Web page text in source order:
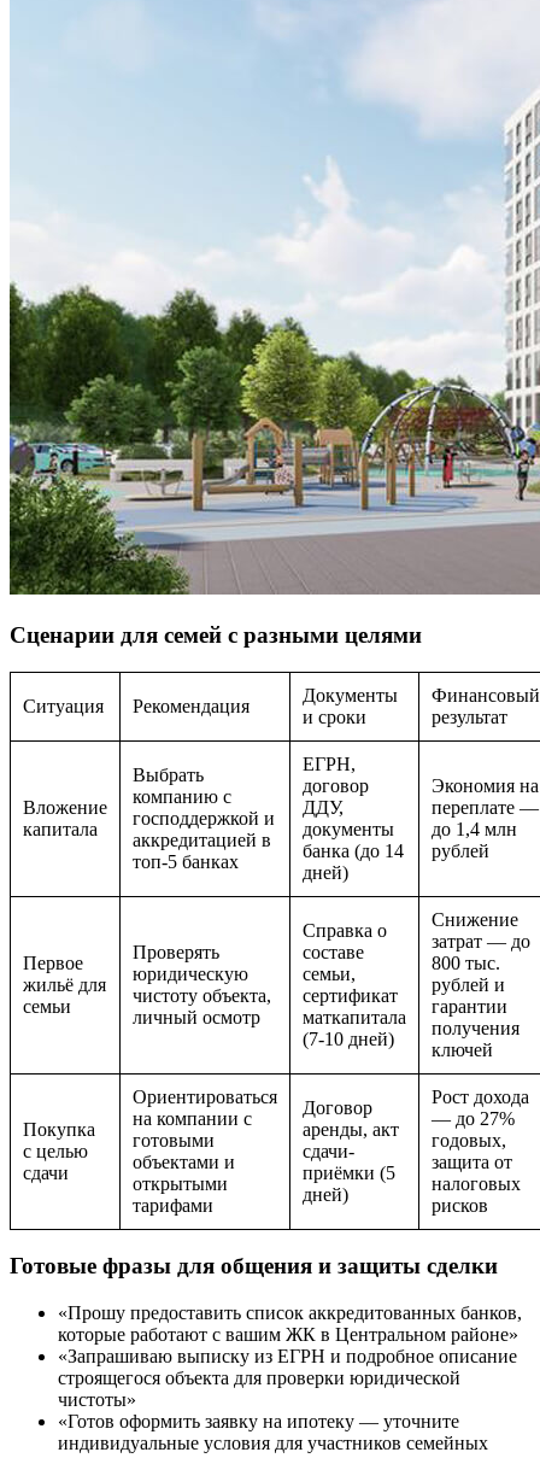
Сценарии для семей с разными целями
Ситуация Рекомендация
Документы
и сроки
Финансовый
результат
Вложение
капитала
Выбрать
компанию с
господдержкой и
аккредитацией в
топ-5 банках
ЕГРН,
договор
ДДУ,
документы
банка (до 14
дней)
Экономия на
переплате —
до 1,4 млн
рублей
Первое
жильё для
семьи
Проверять
юридическую
чистоту объекта,
личный осмотр
Справка о
составе
семьи,
сертификат
маткапитала
(7-10 дней)
Снижение
затрат — до
800 тыс.
рублей и
гарантии
получения
ключей
Покупка
с целью
сдачи
Ориентироваться
на компании с
готовыми
объектами и
открытыми
тарифами
Договор
аренды, акт
сдачи-
приёмки (5
дней)
Рост дохода
— до 27%
годовых,
защита от
налоговых
рисков
Готовые фразы для общения и защиты сделки
«Прошу предоставить список аккредитованных банков,
которые работают с вашим ЖК в Центральном районе»
«Запрашиваю выписку из ЕГРН и подробное описание
строящегося объекта для проверки юридической
чистоты»
«Готов оформить заявку на ипотеку — уточните
индивидуальные условия для участников семейных